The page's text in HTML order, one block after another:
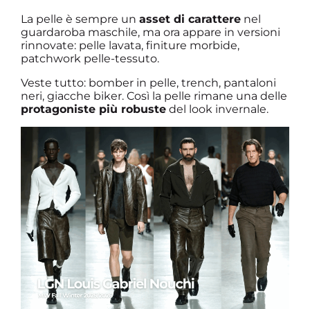
La pelle è sempre un asset di carattere nel
guardaroba maschile, ma ora appare in versioni
rinnovate: pelle lavata, finiture morbide,
patchwork pelle-tessuto.
Veste tutto: bomber in pelle, trench, pantaloni
neri, giacche biker. Così la pelle rimane una delle
protagoniste più robuste del look invernale.